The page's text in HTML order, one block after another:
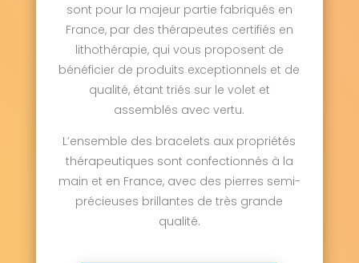
sont pour la majeur partie fabriqués en
France, par des thérapeutes certifiés en
lithothérapie, qui vous proposent de
bénéficier de produits exceptionnels et de
qualité, étant triés sur le volet et
assemblés avec vertu.
L’ensemble des bracelets aux propriétés
thérapeutiques sont confectionnés à la
main et en France, avec des pierres semi-
précieuses brillantes de très grande
qualité.